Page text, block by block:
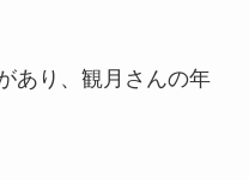
あり、観月さんの年